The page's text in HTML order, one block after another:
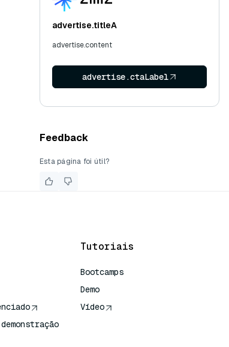
advertise.titleA
advertise.content
advertise.ctaLabel
Feedback
Esta página foi útil?
Tutoriais
Bootcamps
Demo
Vídeo